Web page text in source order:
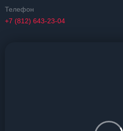
Телефон
+7 (812) 643-23-04